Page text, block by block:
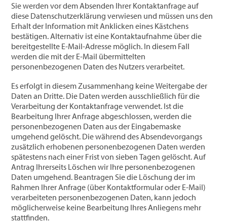
Sie werden vor dem Absenden Ihrer Kontaktanfrage auf
diese Datenschutzerklärung verwiesen und müssen uns den
Erhalt der Information mit Anklicken eines Kästchens
bestätigen. Alternativ ist eine Kontaktaufnahme über die
bereitgestellte E-Mail-Adresse möglich. In diesem Fall
werden die mit der E-Mail übermittelten
personenbezogenen Daten des Nutzers verarbeitet.
Es erfolgt in diesem Zusammenhang keine Weitergabe der
Daten an Dritte. Die Daten werden ausschließlich für die
Verarbeitung der Kontaktanfrage verwendet. Ist die
Bearbeitung Ihrer Anfrage abgeschlossen, werden die
personenbezogenen Daten aus der Eingabemaske
umgehend gelöscht. Die während des Absendevorgangs
zusätzlich erhobenen personenbezogenen Daten werden
spätestens nach einer Frist von sieben Tagen gelöscht. Auf
Antrag Ihrerseits Löschen wir Ihre personenbezogenen
Daten umgehend. Beantragen Sie die Löschung der im
Rahmen Ihrer Anfrage (über Kontaktformular oder E-Mail)
verarbeiteten personenbezogenen Daten, kann jedoch
möglicherweise keine Bearbeitung Ihres Anliegens mehr
stattfinden.